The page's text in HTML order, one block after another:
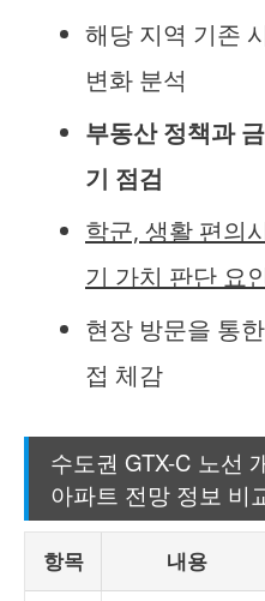
해당 지역 기존
변화 분석
부동산 정책과
기 점검
학군, 생활 편의
기 가치 판단 요
현장 방문을 통
접 체감
수도권 GTX-C 노선
아파트 전망 정보 비
항목 내용